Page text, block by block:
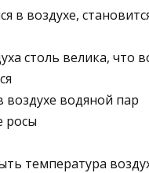
в воздухе,
столь велика, что
водяной пар
росы
температура